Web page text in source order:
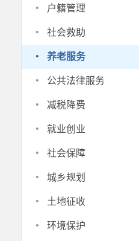
· 户籍管理
· 社会救助
· 养老服务
· 公共法律服务
· 减税降费
· 就业创业
· 社会保障
· 城乡规划
· 土地征收
· 环境保护